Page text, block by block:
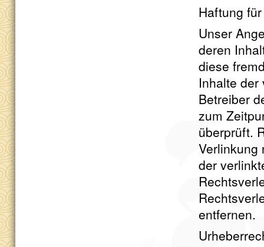
Haftung
Unser
deren
diese
Inhalte
Betreiber
zum
überprüft.
Verlinkung
der
entfernen.